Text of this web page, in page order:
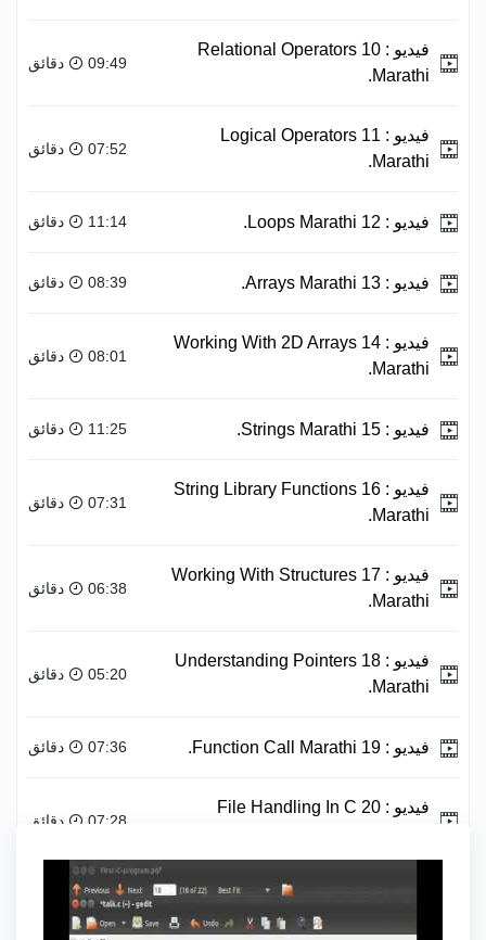
فيديو :
10 Relational Operators
Marathi.
09:49 دقائق
فيديو :
11 Logical Operators
Marathi.
07:52 دقائق
فيديو : 11:14 دقائق
فيديو : 08:39 دقائق
فيديو :
14 Working With 2D Arrays
Marathi.
08:01 دقائق
فيديو : 11:25 دقائق
فيديو :
16 String Library Functions
Marathi.
07:31 دقائق
فيديو :
17 Working With Structures
Marathi.
06:38 دقائق
فيديو :
18 Understanding Pointers
Marathi.
05:20 دقائق
فيديو : 07:36 دقائق
فيديو :
20 File Handling In C
07:28 دقائق